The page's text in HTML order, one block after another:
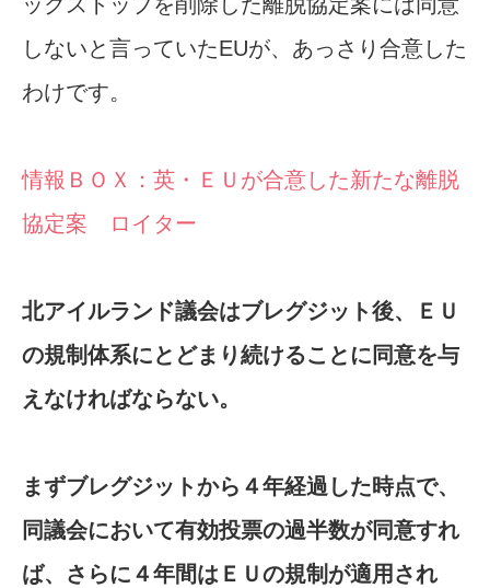
しないと言っていたEUが、あっさり合意した
わけです。
情報ＢＯＸ：英・ＥＵが合意した新たな離脱
協定案 ロイター
北アイルランド議会はブレグジット後、ＥＵ
の規制体系にとどまり続けることに同意を与
えなければならない。
まずブレグジットから４年経過した時点で、
同議会において有効投票の過半数が同意すれ
ば、さらに４年間はＥＵの規制が適用され